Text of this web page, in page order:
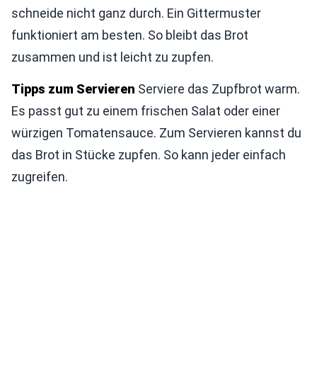
schneide nicht ganz durch. Ein Gittermuster
funktioniert am besten. So bleibt das Brot
zusammen und ist leicht zu zupfen.
Tipps zum Servieren Serviere das Zupfbrot warm.
Es passt gut zu einem frischen Salat oder einer
würzigen Tomatensauce. Zum Servieren kannst du
das Brot in Stücke zupfen. So kann jeder einfach
zugreifen.